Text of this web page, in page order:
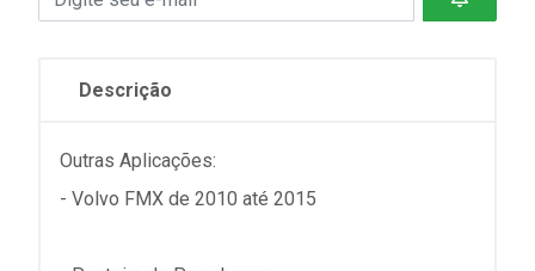
Descrição
Outras Aplicações:
- Volvo FMX de 2010 até 2015